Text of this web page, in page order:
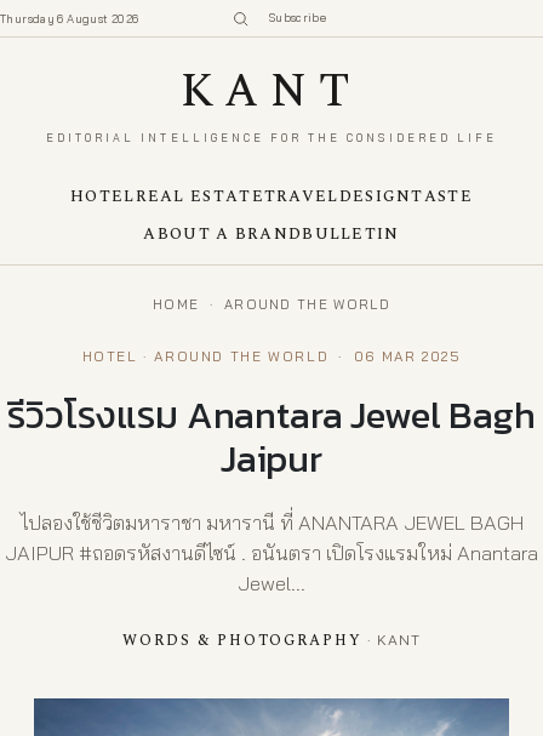
Thursday 6 August 2026 Subscribe
KANT
EDITORIAL INTELLIGENCE FOR THE CONSIDERED LIFE
HOTELREAL ESTATETRAVELDESIGNTASTE
ABOUT A BRANDBULLETIN
HOME · AROUND THE WORLD
HOTEL · AROUND THE WORLD · 06 MAR 2025
รีวิวโรงแรม Anantara Jewel Bagh
Jaipur
ไปลองใช้ชีวิตมหาราชา มหารานี ที่ ANANTARA JEWEL BAGH
JAIPUR #ถอดรหัสงานดีไซน์ . อนันตรา เปิดโรงแรมใหม่ Anantara
Jewel...
WORDS & PHOTOGRAPHY · KANT